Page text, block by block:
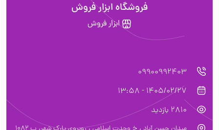
فروشگاه ابزار فروش
ابزار فروش
09900992403
1405/02/27 - 13:58
2810 بازدید